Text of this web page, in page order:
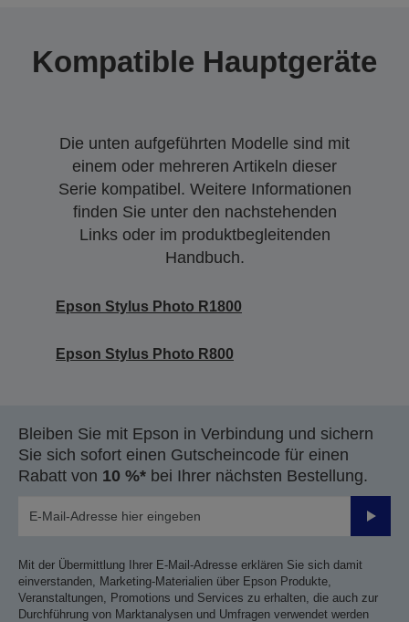
Kompatible Hauptgeräte
Die unten aufgeführten Modelle sind mit
einem oder mehreren Artikeln dieser
Serie kompatibel. Weitere Informationen
finden Sie unter den nachstehenden
Links oder im produktbegleitenden
Handbuch.
Epson Stylus Photo R1800
Epson Stylus Photo R800
Bleiben Sie mit Epson in Verbindung und sichern
Sie sich sofort einen Gutscheincode für einen
Rabatt von 10 %* bei Ihrer nächsten Bestellung.
Mit der Übermittlung Ihrer E-Mail-Adresse erklären Sie sich damit
einverstanden, Marketing-Materialien über Epson Produkte,
Veranstaltungen, Promotions und Services zu erhalten, die auch zur
Durchführung von Marktanalysen und Umfragen verwendet werden